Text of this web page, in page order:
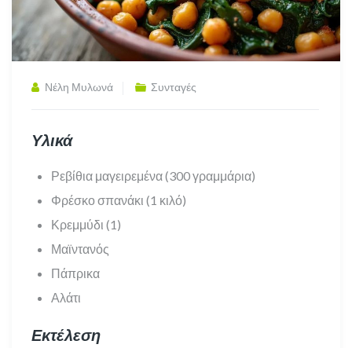
Νέλη Μυλωνά Συνταγές
Υλικά
Ρεβίθια μαγειρεμένα (300 γραμμάρια)
Φρέσκο σπανάκι (1 κιλό)
Κρεμμύδι (1)
Μαϊντανός
Πάπρικα
Αλάτι
Εκτέλεση